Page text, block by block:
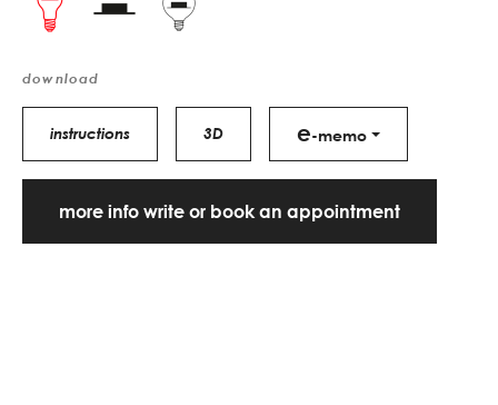
download
instructions 3D e-memo
more info write or book an appointment